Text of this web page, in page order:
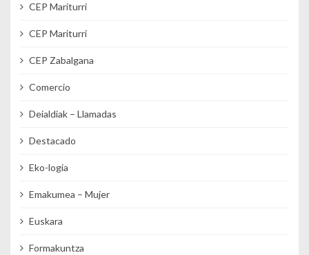
CEP Mariturri
CEP Mariturri
CEP Zabalgana
Comercio
Deialdiak – Llamadas
Destacado
Eko-logia
Emakumea – Mujer
Euskara
Formakuntza